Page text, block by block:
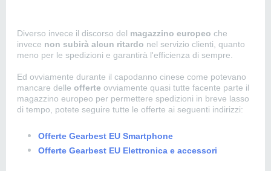
Diverso invece il discorso del magazzino europeo che
invece non subirà alcun ritardo nel servizio clienti, quanto
meno per le spedizioni e garantirà l'efficienza di sempre.
Ed ovviamente durante il capodanno cinese come potevano
mancare delle offerte ovviamente quasi tutte facente parte il
magazzino europeo per permettere spedizioni in breve lasso
di tempo, potete seguire tutte le offerte ai seguenti indirizzi:
Offerte Gearbest EU Smartphone
Offerte Gearbest EU Elettronica e accessori